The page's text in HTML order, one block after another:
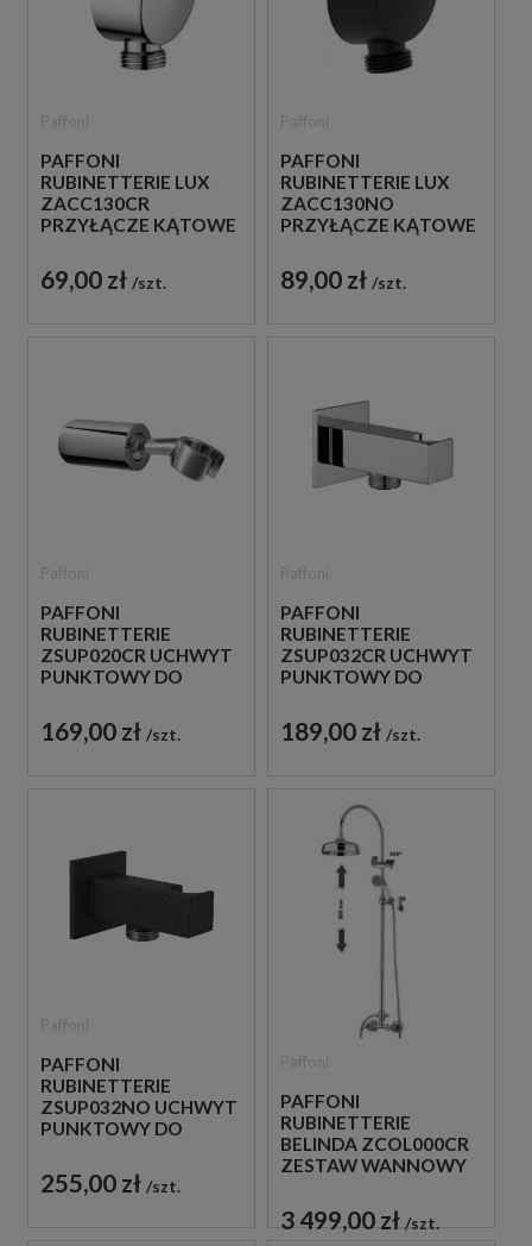
PAFFONI
RUBINETTERIE LUX
ZACC130CR
PRZYŁĄCZE KĄTOWE
69,00 zł szt.
PAFFONI
RUBINETTERIE LUX
ZACC130NO
PRZYŁĄCZE KĄTOWE
89,00 zł szt.
PAFFONI
RUBINETTERIE
ZSUP020CR UCHWYT
PUNKTOWY DO
169,00 zł szt.
PAFFONI
RUBINETTERIE
ZSUP032CR UCHWYT
PUNKTOWY DO
189,00 zł szt.
PAFFONI
RUBINETTERIE
ZSUP032NO UCHWYT
PUNKTOWY DO
255,00 zł szt.
PAFFONI
RUBINETTERIE
BELINDA ZCOL000CR
ZESTAW WANNOWY
3 499,00 zł szt.